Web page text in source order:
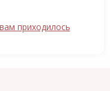
приходилось